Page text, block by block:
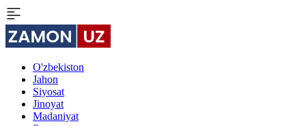
O'zbekiston
Jahon
Siyosat
Jinoyat
Madaniyat